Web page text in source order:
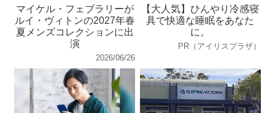
マイケル・フェブラリーが
ルイ・ヴィトンの2027年春
夏メンズコレクションに出
演
2026/06/26
【大人気】ひんやり冷感寝
具で快適な睡眠をあなた
に。
PR（アイリスプラザ）